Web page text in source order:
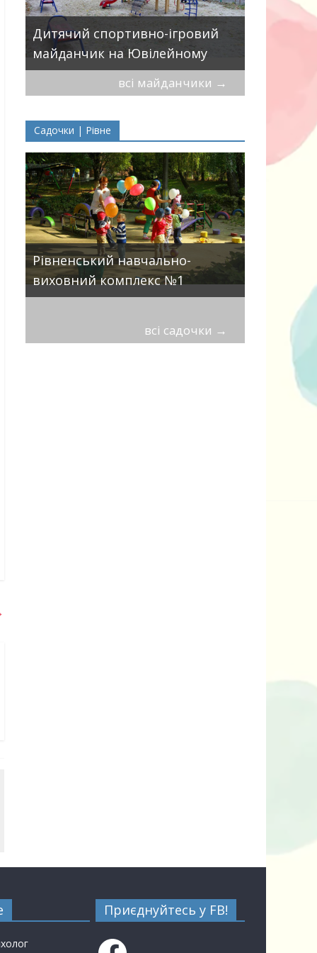
Дитячий спортивно-ігровий
майданчик на Ювілейному
всі майданчики →
Садочки | Рівне
Рівненський навчально-
виховний комплекс №1
всі садочки →
Приєднуйтесь у FB!
Facebook